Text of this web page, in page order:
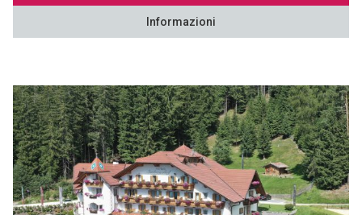
Informazioni